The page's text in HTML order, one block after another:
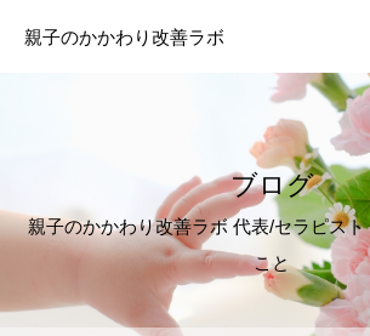
親子のかかわり改善ラボ
ブログ
親子のかかわり改善ラボ 代表/セラピス
こと